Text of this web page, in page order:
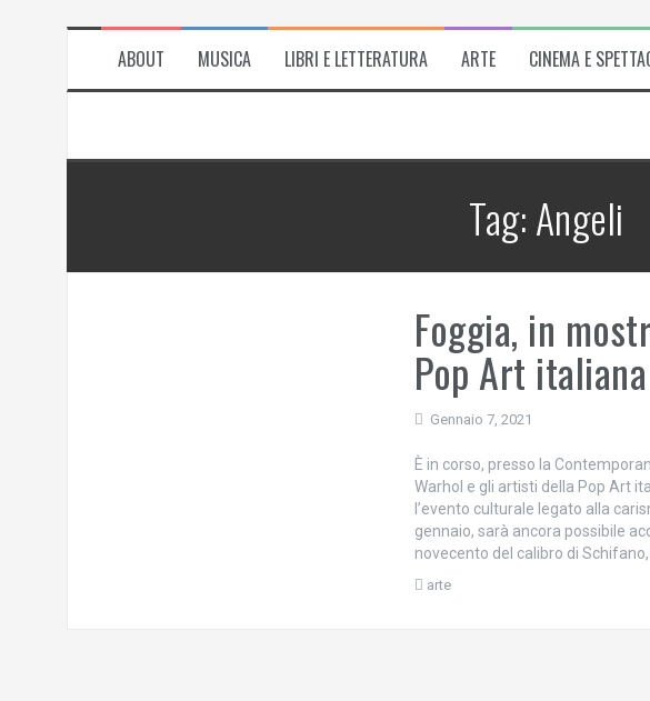
ABOUT MUSICA LIBRI E LETTERATURA ARTE CINEMA E
Tag:Angeli
Foggia, in
Pop Art italiana
Gennaio 7, 2021
È in corso, presso la
Warhol e gli artisti della Pop Art
l’evento culturale legato alla
gennaio, sarà ancora possibile
novecento del calibro di
arte